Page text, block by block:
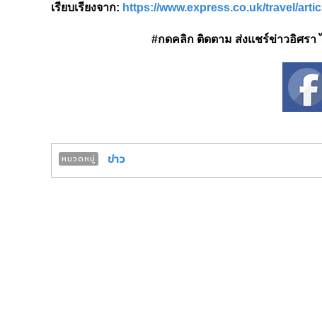
เรียบเรียงจาก: https://www.express.co.uk/travel/
#กดคลิก ติดตาม ส่งแชร์ข่าวอิศรา
หมวดหมู่ ข่าว